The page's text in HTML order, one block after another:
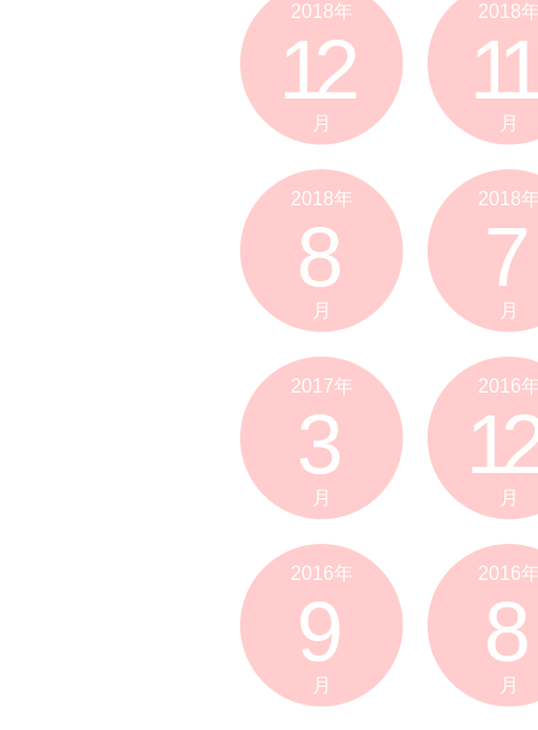
2018年
12
月
2018
11
月
2018年
8
月
2018
7
月
2017年
3
月
2016
12
月
2016年
9
月
2016
8
月